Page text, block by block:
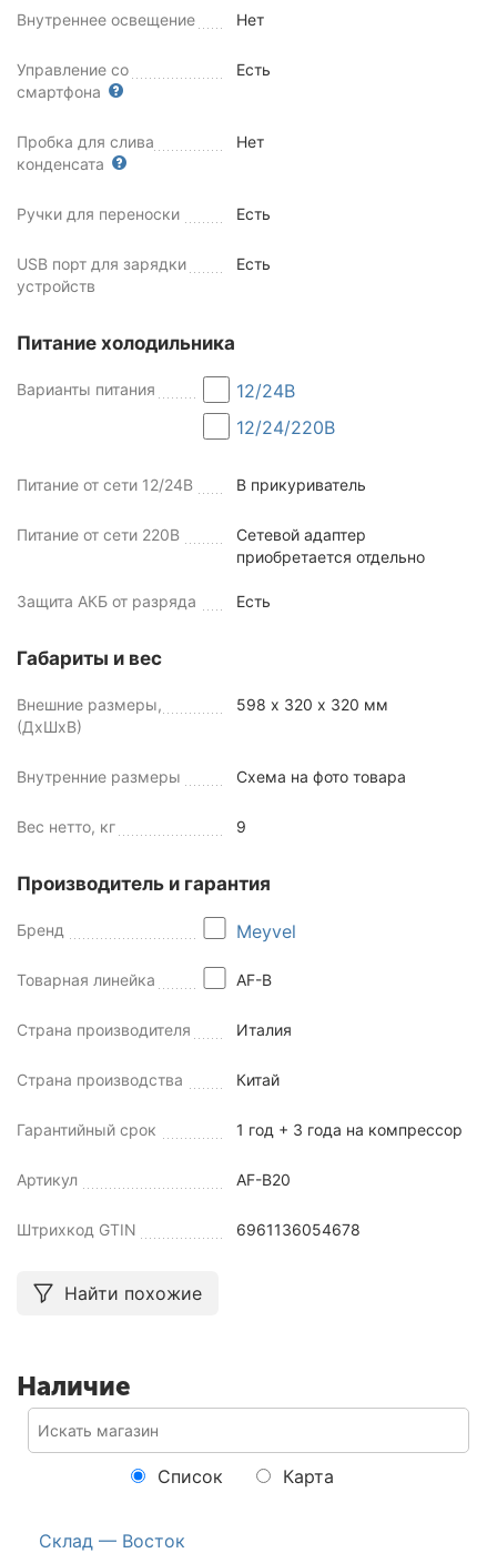
Внутреннее освещение Нет
Управление со
смартфона
Есть
Пробка для слива
конденсата
Нет
Ручки для переноски Есть
USB порт для зарядки
устройств
Есть
Питание холодильника
Варианты питания
12/24В
12/24/220В
Питание от сети 12/24В В прикуриватель
Питание от сети 220В
Сетевой адаптер
приобретается отдельно
Защита АКБ от разряда Есть
Габариты и вес
Внешние размеры,
(ДхШхВ)
598 х 320 х 320 мм
Внутренние размеры Схема на фото товара
Вес нетто, кг 9
Производитель и гарантия
Бренд Meyvel
Товарная линейка AF-B
Страна производителя Италия
Страна производства Китай
Гарантийный срок 1 год + 3 года на компрессор
Артикул AF-B20
Штрихкод GTIN 6961136054678
Найти похожие
Наличие
Список Карта
Склад — Восток